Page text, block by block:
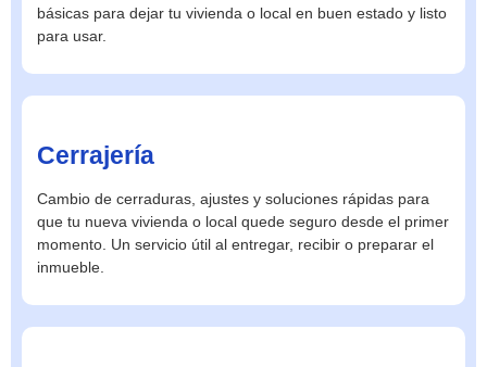
básicas para dejar tu vivienda o local en buen estado y listo
para usar.
Cerrajería
Cambio de cerraduras, ajustes y soluciones rápidas para
que tu nueva vivienda o local quede seguro desde el primer
momento. Un servicio útil al entregar, recibir o preparar el
inmueble.